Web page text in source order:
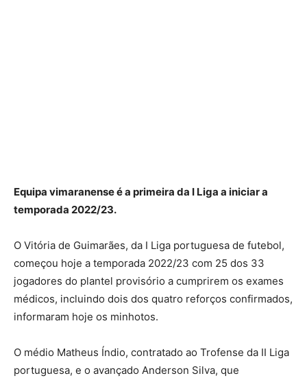
Equipa vimaranense é a primeira da I Liga a iniciar a
temporada 2022/23.
O Vitória de Guimarães, da I Liga portuguesa de futebol,
começou hoje a temporada 2022/23 com 25 dos 33
jogadores do plantel provisório a cumprirem os exames
médicos, incluindo dois dos quatro reforços confirmados,
informaram hoje os minhotos.
O médio Matheus Índio, contratado ao Trofense da II Liga
portuguesa, e o avançado Anderson Silva, que